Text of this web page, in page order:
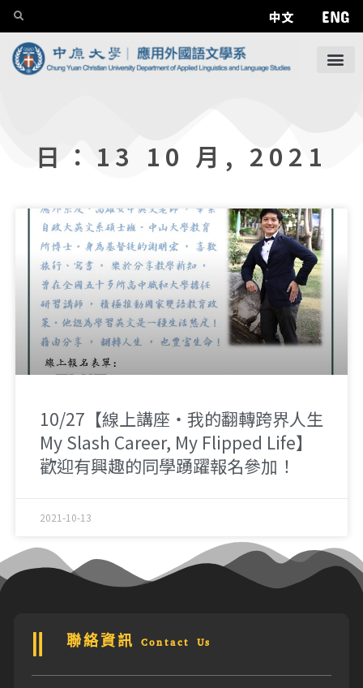
中文 ENG
日：13 10 月, 2021
10/27【線上講座‧我的翻轉跨界人生
My Slash Career, My Flipped Life】
歡迎有興趣的同學踴躍報名參加！
2021-10-13
聯絡資訊 Contact Us